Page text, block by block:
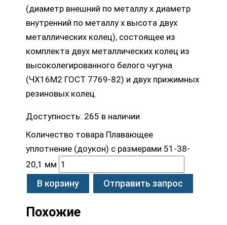
(диаметр внешний по металлу х диаметр
внутренний по металлу х высота двух
металлических колец), состоящее из
комплекта двух металлических колец из
высоколегированного белого чугуна
(ЧХ16М2 ГОСТ 7769-82) и двух прижимных
резиновых колец.
Доступность: 265 в наличии
Количество товара Плавающее
уплотнение (доукон) с размерами 51-38-
20,1 мм
В корзину Отправить запрос
Похожие